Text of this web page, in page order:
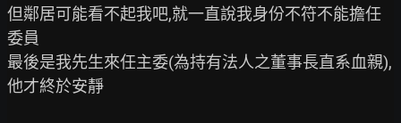
但鄰居可能看不起我吧,就一直說我身份不符不能擔任
委員
最後是我先生來任主委(為持有法人之董事長直系血親),
他才終於安靜